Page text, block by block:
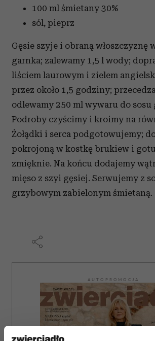
100 ml śmietany 30%
sól, pieprz
Gęsie szyje i obraną włoszczyznę
garnka; zalewamy 1,5 l wody;
liściem laurowym i zielem
przez około 1,5 godziny;
odlewamy 250 ml wywaru do sosu
Podroby czyścimy i kroimy na
Żołądki i serca podgotowujemy;
pokrojoną w kostkę brukiew i
zmięknie. Na końcu dodajemy
mięso z szyi gęsiej. Serwujemy z
grzybowym zabielonym śmietaną.
AUTOPROMOCJA